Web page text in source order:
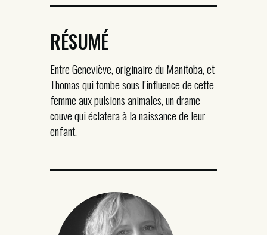
RÉSUMÉ
Entre Geneviève, originaire du Manitoba, et
Thomas qui tombe sous l’influence de cette
femme aux pulsions animales, un drame
couve qui éclatera à la naissance de leur
enfant.